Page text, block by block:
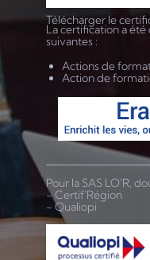
Télécharger le
La certification a
suivantes :
Actions de
Action de
Pour la SAS LO'R,
- Certif'Région
- Qualiopi